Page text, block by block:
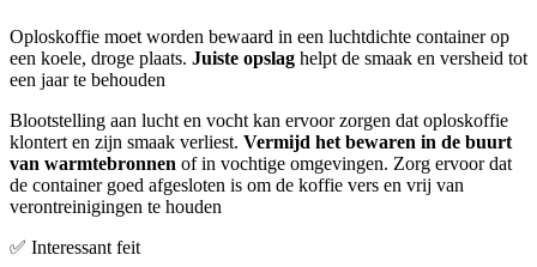
Oploskoffie moet worden bewaard in een luchtdichte container op
een koele, droge plaats. Juiste opslag helpt de smaak en versheid tot
een jaar te behouden
Blootstelling aan lucht en vocht kan ervoor zorgen dat oploskoffie
klontert en zijn smaak verliest. Vermijd het bewaren in de buurt
van warmtebronnen of in vochtige omgevingen. Zorg ervoor dat
de container goed afgesloten is om de koffie vers en vrij van
verontreinigingen te houden
✅ Interessant feit